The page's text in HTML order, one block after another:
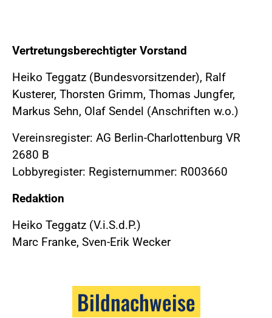
Vertretungsberechtigter Vorstand
Heiko Teggatz (Bundesvorsitzender), Ralf
Kusterer, Thorsten Grimm, Thomas Jungfer,
Markus Sehn, Olaf Sendel (Anschriften w.o.)
Vereinsregister: AG Berlin-Charlottenburg VR
2680 B
Lobbyregister: Registernummer: R003660
Redaktion
Heiko Teggatz (V.i.S.d.P.)
Marc Franke, Sven-Erik Wecker
Bildnachweise